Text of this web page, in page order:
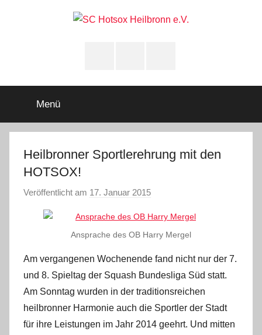
Heilbronn
e.V.
Menü
Heilbronner Sportlerehrung mit den
HOTSOX!
Veröffentlicht am 17. Januar 2015
n
A
Ansprache des OB Harry Mergel
Am vergangenen Wochenende fand nicht nur der 7.
und 8. Spieltag der Squash Bundesliga Süd statt.
Am Sonntag wurden in der traditionsreichen
heilbronner Harmonie auch die Sportler der Stadt
für ihre Leistungen im Jahr 2014 geehrt. Und mitten